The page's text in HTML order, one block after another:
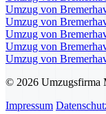
Umzug von
Umzug von
Umzug von
Umzug von
Umzug von
© 2026 Umzugsfirma
Impressum